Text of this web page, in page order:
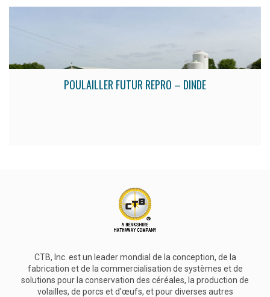
POULAILLER FUTUR REPRO – DINDE
CTB, Inc. est un leader mondial de la conception, de la
fabrication et de la commercialisation de systèmes et de
solutions pour la conservation des céréales, la production de
volailles, de porcs et d'œufs, et pour diverses autres